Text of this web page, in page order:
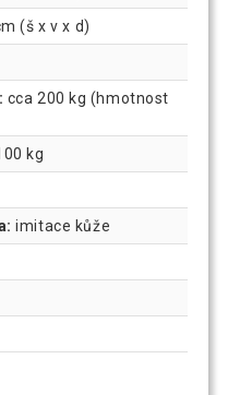
(š x v x d)
cca 200 kg (hmotnost
kg
imitace kůže